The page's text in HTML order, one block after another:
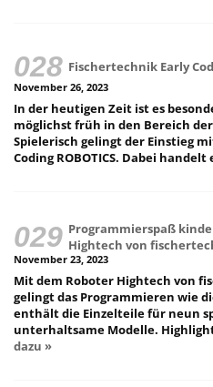
Fischertechnik Early
November 26, 2023
In der heutigen Zeit ist es
möglichst früh in den Bereich
Spielerisch gelingt der Einstieg
Coding ROBOTICS. Dabei handelt
Programmierspaß
Hightech von
November 23, 2023
Mit dem Roboter Hightech von
gelingt das Programmieren wie
enthält die Einzelteile für neun
unterhaltsame Modelle.
dazu »